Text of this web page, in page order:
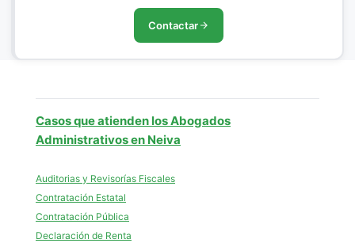
Contactar
Casos que atienden los Abogados
Administrativos en Neiva
Auditorias y Revisorías Fiscales
Contratación Estatal
Contratación Pública
Declaración de Renta